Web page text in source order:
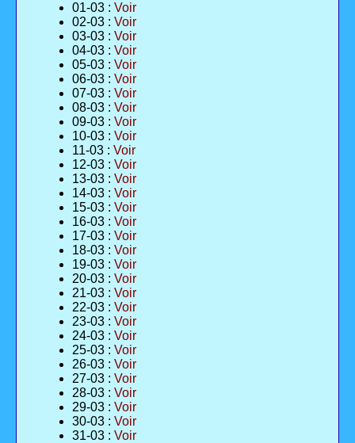
01-03 : Voir
02-03 : Voir
03-03 : Voir
04-03 : Voir
05-03 : Voir
06-03 : Voir
07-03 : Voir
08-03 : Voir
09-03 : Voir
10-03 : Voir
11-03 : Voir
12-03 : Voir
13-03 : Voir
14-03 : Voir
15-03 : Voir
16-03 : Voir
17-03 : Voir
18-03 : Voir
19-03 : Voir
20-03 : Voir
21-03 : Voir
22-03 : Voir
23-03 : Voir
24-03 : Voir
25-03 : Voir
26-03 : Voir
27-03 : Voir
28-03 : Voir
29-03 : Voir
30-03 : Voir
31-03 : Voir